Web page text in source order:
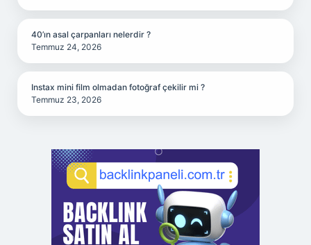
40’ın asal çarpanları nelerdir ?
Temmuz 24, 2026
Instax mini film olmadan fotoğraf çekilir mi ?
Temmuz 23, 2026